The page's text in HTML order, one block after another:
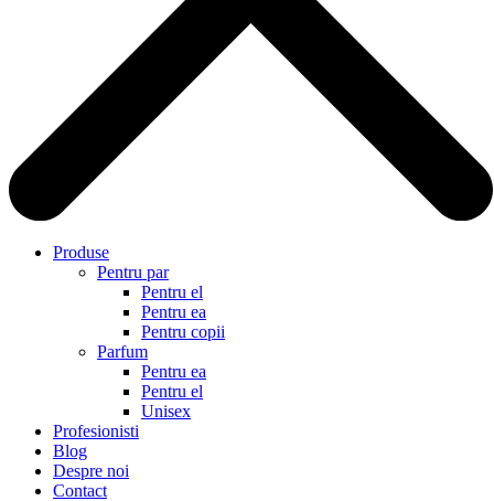
Produse
Pentru par
Pentru el
Pentru ea
Pentru copii
Parfum
Pentru ea
Pentru el
Unisex
Profesionisti
Blog
Despre noi
Contact